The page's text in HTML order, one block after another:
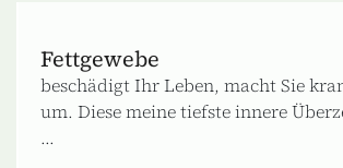
Fettgewebe
beschädigt Ihr Leben, macht Sie
um. Diese meine tiefste innere
...